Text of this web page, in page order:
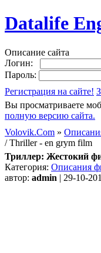
Datalife
Описание сайта
Логин:
Пароль:
Регистрация на сайте!
Вы просматриваете
полную версию сайта.
Volovik.Com »
/ Thriller - en grym film
Триллер: Жестокий
Категория: Описания
автор: admin | 29-10-